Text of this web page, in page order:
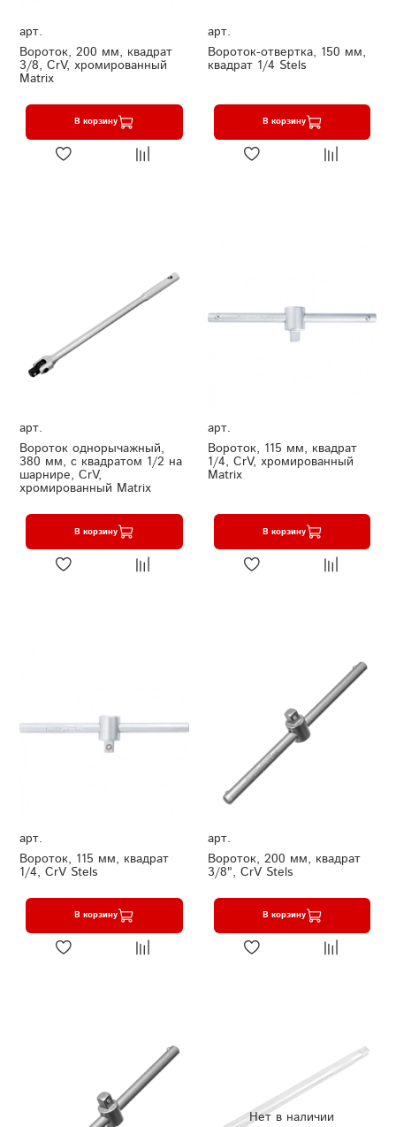
арт.
Вороток, 200 мм, квадрат
3/8, CrV, хромированный
Matrix
В корзину
арт.
Вороток-отвертка, 150 мм,
квадрат 1/4 Stels
В корзину
арт.
Вороток однорычажный,
380 мм, с квадратом 1/2 на
шарнире, CrV,
хромированный Matrix
В корзину
арт.
Вороток, 115 мм, квадрат
1/4, CrV, хромированный
Matrix
В корзину
арт.
Вороток, 115 мм, квадрат
1/4, CrV Stels
В корзину
арт.
Вороток, 200 мм, квадрат
3/8", CrV Stels
В корзину
Нет в наличии